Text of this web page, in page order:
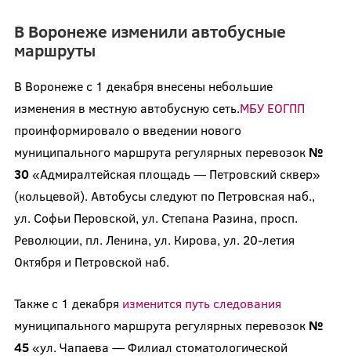
В Воронеже изменили автобусные
маршруты
В Воронеже с 1 декабря внесены небольшие
изменения в местную автобусную сеть.МБУ ЕОГПП
проинформировало о введении нового
муниципального маршрута регулярных перевозок №
30«Адмиралтейская площадь — Петровский сквер»
(кольцевой). Автобусы следуют по Петровская наб.,
ул. Софьи Перовской, ул. Степана Разина, просп.
Революции, пл. Ленина, ул. Кирова, ул. 20-летия
Октября и Петровской наб.
Также с 1 декабря изменится путь следования
муниципального маршрута регулярных перевозок №
45«ул. Чапаева — Филиал стоматологической